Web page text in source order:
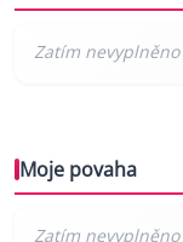
Moje povaha